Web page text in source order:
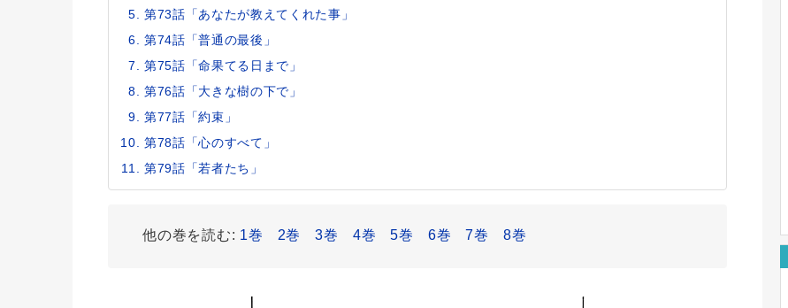
第73話「あなたが教えてくれた事」
第74話「普通の最後」
第75話「命果てる日まで」
第76話「大きな樹の下で」
第77話「約束」
第78話「心のすべて」
第79話「若者たち」
他の巻を読む: 1巻 2巻 3巻 4巻 5巻 6巻 7巻 8巻